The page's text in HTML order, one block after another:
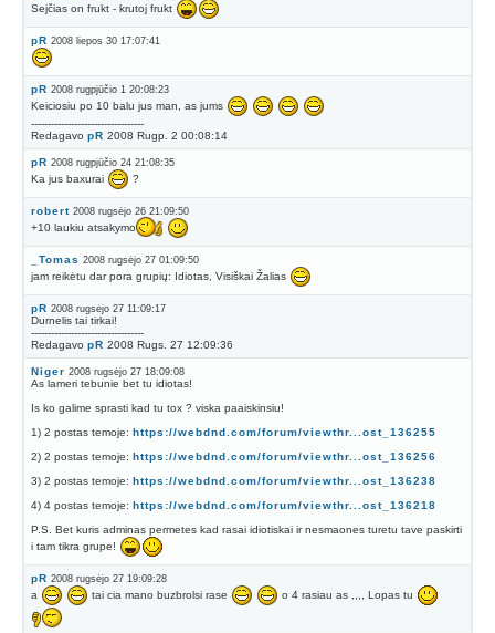
Sejčias on frukt - krutoj frukt
pR 2008 liepos 30 17:07:41
pR 2008 rugpjūčio 1 20:08:23
Keiciosiu po 10 balu jus man, as jums
----------------------------------
Redagavo pR 2008 Rugp. 2 00:08:14
pR 2008 rugpjūčio 24 21:08:35
Ka jus baxurai ?
robert 2008 rugsėjo 26 21:09:50
+10 laukiu atsakymo
_Tomas 2008 rugsėjo 27 01:09:50
jam reikėtu dar pora grupių: Idiotas, Visiškai Žalias
pR 2008 rugsėjo 27 11:09:17
Durnelis tai tirkai!
----------------------------------
Redagavo pR 2008 Rugs. 27 12:09:36
Niger 2008 rugsėjo 27 18:09:08
As lameri tebunie bet tu idiotas!
Is ko galime sprasti kad tu tox ? viska paaiskinsiu!
1) 2 postas temoje: https://webdnd.com/forum/viewthr...ost_136255
2) 2 postas temoje: https://webdnd.com/forum/viewthr...ost_136256
3) 2 postas temoje: https://webdnd.com/forum/viewthr...ost_136238
4) 4 postas temoje: https://webdnd.com/forum/viewthr...ost_136218
P.S. Bet kuris adminas permetes kad rasai idiotiskai ir nesmaones turetu tave paskirti
i tam tikra grupe!
pR 2008 rugsėjo 27 19:09:28
a tai cia mano buzbrolsi rase o 4 rasiau as ,,,, Lopas tu